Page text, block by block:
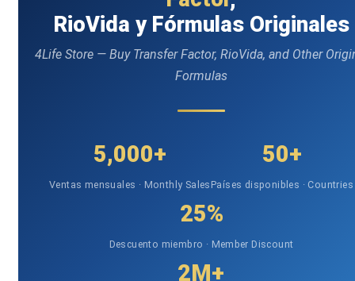
RioVida y Fórmulas Originales
4Life Store — Buy Transfer Factor, RioVida, and Other
Formulas
5,000+
Ventas mensuales · Monthly Sales
50+
Países disponibles · Countries
25%
Descuento miembro · Member Discount
2M+